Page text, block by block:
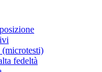
(microtesti)
fedeltà